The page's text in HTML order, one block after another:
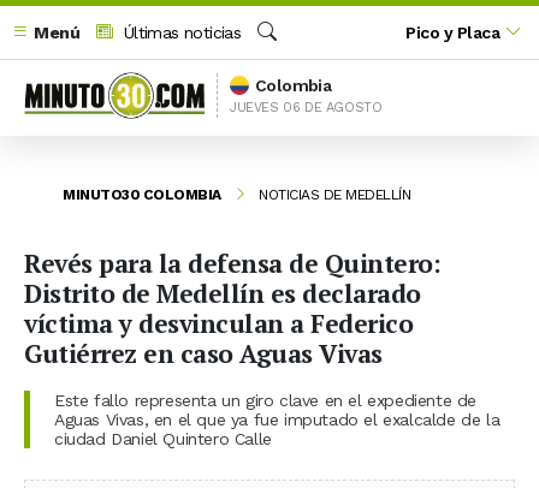
Menú
Últimas noticias
Buscar
Pico y Placa
Colombia
JUEVES 06 DE AGOSTO
MINUTO30 COLOMBIA NOTICIAS DE MEDELLÍN
Revés para la defensa de Quintero:
Distrito de Medellín es declarado
víctima y desvinculan a Federico
Gutiérrez en caso Aguas Vivas
Este fallo representa un giro clave en el expediente de
Aguas Vivas, en el que ya fue imputado el exalcalde de la
ciudad Daniel Quintero Calle